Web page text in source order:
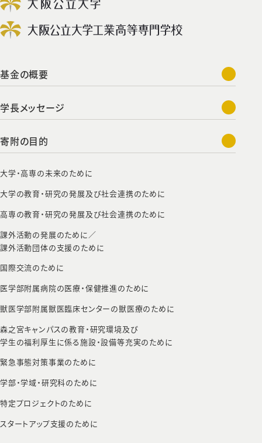
基金の概要
学長メッセージ
寄附の目的
大学・高専の未来のために
大学の教育・研究の発展及び社会連携のために
高専の教育・研究の発展及び社会連携のために
課外活動の発展のために／
課外活動団体の支援のために
国際交流のために
医学部附属病院の医療・保健推進のために
獣医学部附属獣医臨床センターの獣医療のために
森之宮キャンパスの教育・研究環境及び
学生の福利厚生に係る施設・設備等充実のために
緊急事態対策事業のために
学部・学域・研究科のために
特定プロジェクトのために
スタートアップ支援のために